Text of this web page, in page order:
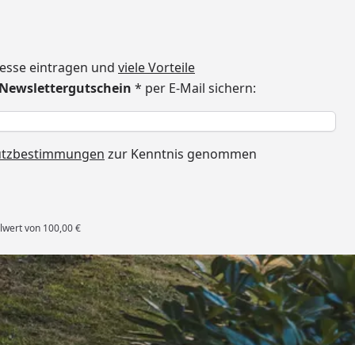
eintragen und viele Vorteile
* per E-Mail sichern:
zur Kenntnis genommen
von 100,00 €